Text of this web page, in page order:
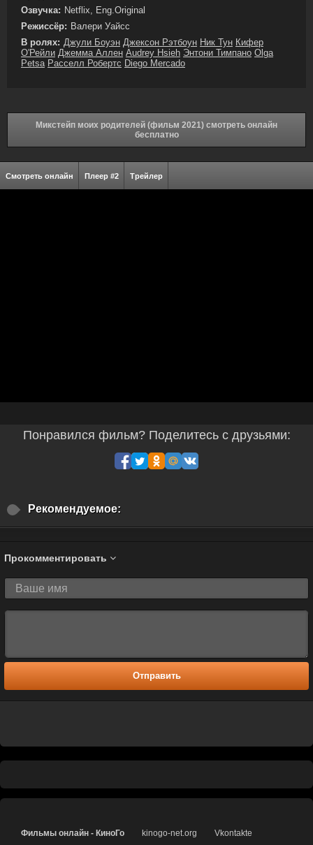
Озвучка: Netflix, Eng.Original
Режиссёр: Валери Уайсс
В ролях: Джули Боуэн Джексон Рэтбоун Ник Тун Кифер
О'Рейли Джемма Аллен Audrey Hsieh Энтони Тимпано Olga
Petsa Расселл Робертс Diego Mercado
Микстейп моих родителей (фильм 2021) смотреть онлайн
бесплатно
Смотреть онлайн Плеер #2 Трейлер
Понравился фильм? Поделитесь с друзьями:
Рекомендуемое:
Прокомментировать
Отправить
Фильмы онлайн - КиноГо kinogo-net.org Vkontakte